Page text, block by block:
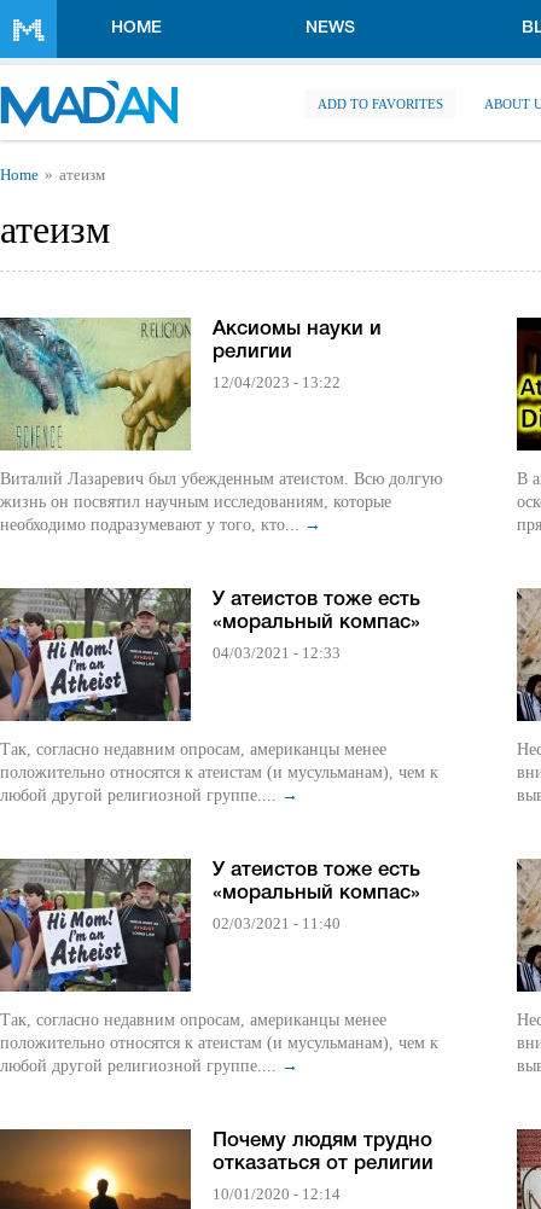
HOME NEWS
ADD TO FAVORITES ABOUT
You are here
Home атеизм
атеизм
Аксиомы науки и
религии
12/04/2023 - 13:22
Виталий Лазаревич был убежденным атеистом. Всю долгую
жизнь он посвятил научным исследованиям, которые
необходимо подразумевают у того, кто... →
У атеистов тоже есть
«моральный компас»
04/03/2021 - 12:33
Так, согласно недавним опросам, американцы менее
положительно относятся к атеистам (и мусульманам), чем к
любой другой религиозной группе.... →
У атеистов тоже есть
«моральный компас»
02/03/2021 - 11:40
Так, согласно недавним опросам, американцы менее
положительно относятся к атеистам (и мусульманам), чем к
любой другой религиозной группе.... →
Почему людям трудно
отказаться от религии
10/01/2020 - 12:14
В